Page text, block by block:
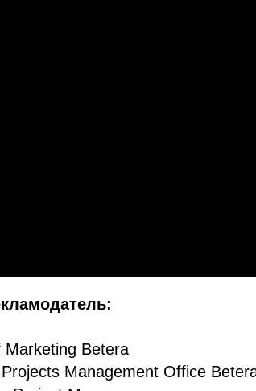
Marketing Betera
Management Office